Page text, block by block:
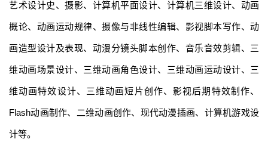
艺术设计史、摄影、计算机平面设计、计算机三维设计、动画
概论、动画运动规律、摄像与非线性编辑、影视脚本写作、动
画造型设计及表现、动漫分镜头脚本创作、音乐音效剪辑、三
维动画场景设计、三维动画角色设计、三维动画运动设计、三
维动画特效设计、三维动画短片创作、影视后期特效制作、
Flash动画制作、二维动画创作、现代动漫插画、计算机游戏设
计等。